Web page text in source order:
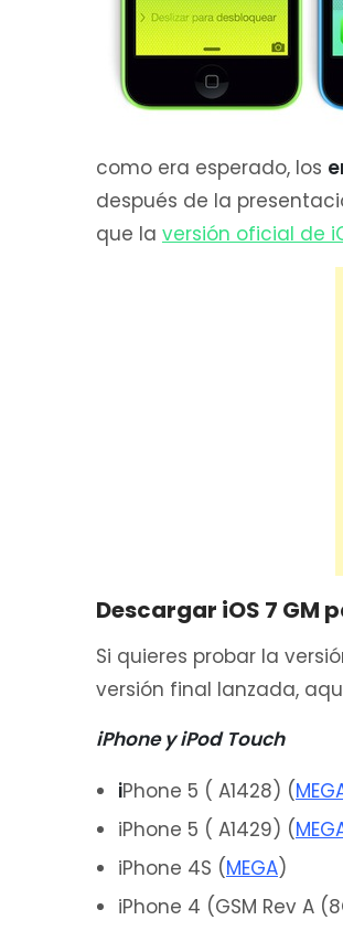
como era esperado, los
después de la
que la versión oficial de
Descargar iOS 7 GM
Si quieres probar la
versión final lanzada,
iPhone y iPod Touch
iPhone 5 ( A1428) (
iPhone 5 ( A1429) (
iPhone 4S (MEGA)
iPhone 4 (GSM Rev A